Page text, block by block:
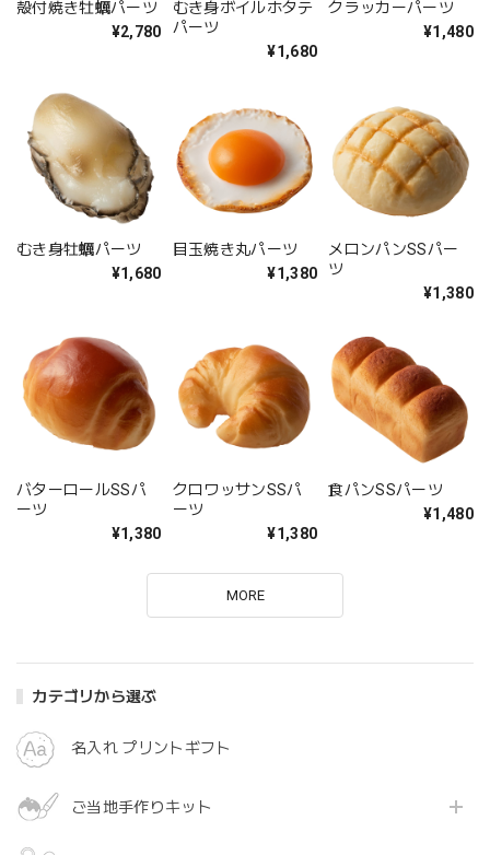
カテゴリから選ぶ
名入れ プリントギフト
ご当地手作りキット
殻付焼き牡蠣パーツ
¥2,780
むき身ボイルホタテ
パーツ
¥1,680
クラッカーパーツ
¥1,480
むき身牡蠣パーツ
¥1,680
目玉焼き丸パーツ
¥1,380
メロンパンSSパー
ツ
¥1,380
バターロールSSパ
ーツ
¥1,380
クロワッサンSSパ
ーツ
¥1,380
食パンSSパーツ
¥1,480
MORE